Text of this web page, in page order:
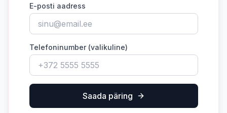
E-posti aadress
Telefoninumber (valikuline)
Saada päring